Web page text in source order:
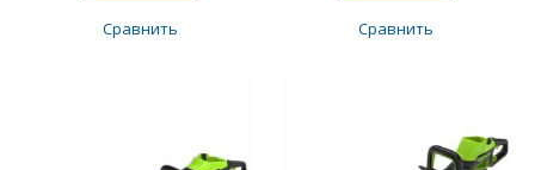
Сравнить Сравнить